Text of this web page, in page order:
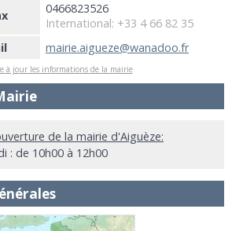
0466823526
International: +33 4 66 82 35
mairie.aigueze@wanadoo.fr
à jour les informations de la mairie
de la mairie d'Aiguèze:
: de 10h00 à 12h00